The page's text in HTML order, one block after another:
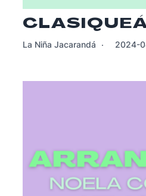
La Niña Jacarandá 2024-